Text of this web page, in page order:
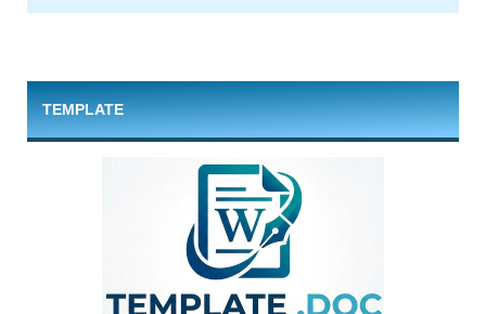
TEMPLATE